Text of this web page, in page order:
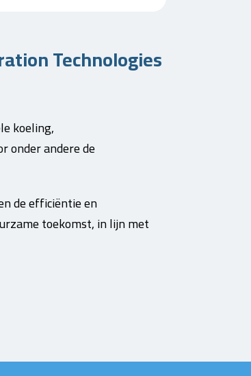
Technologies
koeling,
onder andere de
de efficiëntie en
toekomst, in lijn met